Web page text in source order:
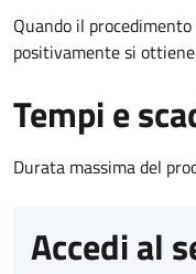
Quando il
positivamente si
Tempi e
Durata massima del
Accedi al